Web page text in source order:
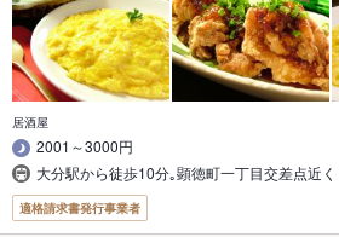
居酒屋
2001～3000円
大分駅から徒歩10分｡顕徳町一丁目交差点近く
適格請求書発行事業者